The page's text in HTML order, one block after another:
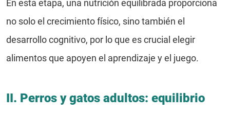
no solo el crecimiento físico, sino también el
desarrollo cognitivo, por lo que es crucial elegir
alimentos que apoyen el aprendizaje y el juego.
II. Perros y gatos adultos: equilibrio